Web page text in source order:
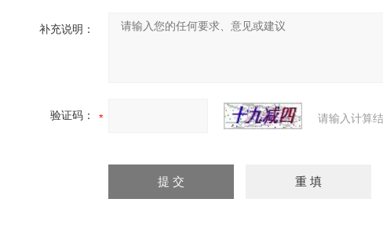
补充说明：
验证码： 请输入计算